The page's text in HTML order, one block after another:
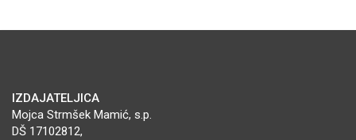
IZDAJATELJICA
Mojca Strmšek Mamić, s.p.
DŠ 17102812,